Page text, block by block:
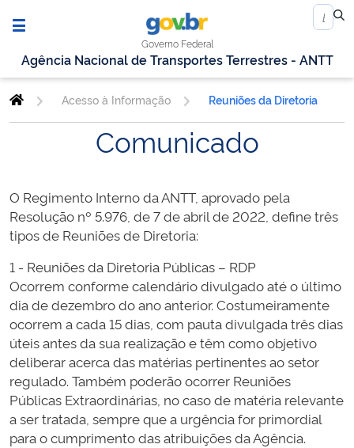
Governo Federal
Agência Nacional de Transportes Terrestres - ANTT
Acesso à Informação Reuniões da Diretoria
Comunicado
O Regimento Interno da ANTT, aprovado pela
Resolução nº 5.976, de 7 de abril de 2022, define três
tipos de Reuniões de Diretoria:
1 - Reuniões da Diretoria Públicas – RDP
Ocorrem conforme calendário divulgado até o último
dia de dezembro do ano anterior. Costumeiramente
ocorrem a cada 15 dias, com pauta divulgada três dias
úteis antes da sua realização e têm como objetivo
deliberar acerca das matérias pertinentes ao setor
regulado. Também poderão ocorrer Reuniões
Públicas Extraordinárias, no caso de matéria relevante
a ser tratada, sempre que a urgência for primordial
para o cumprimento das atribuições da Agência.